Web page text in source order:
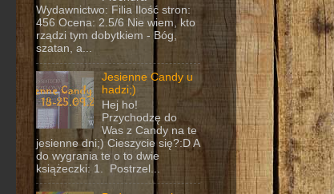
Wydawnictwo: Filia Ilość stron:
456 Ocena: 2.5/6 Nie wiem, kto
rządzi tym dobytkiem - Bóg,
szatan, a...
Jesienne Candy u
hadzi;)
Hej ho!
Przychodzę do
Was z Candy na te
jesienne dni;) Cieszycie się?:D A
do wygrania te o to dwie
książeczki: 1. Postrzel...